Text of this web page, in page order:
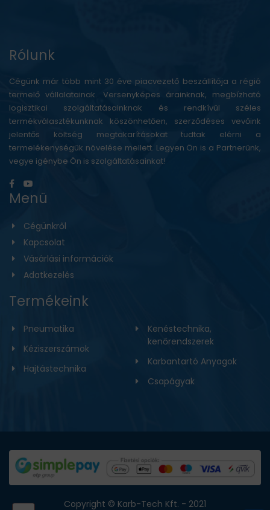
Rólunk
Cégünk már több mint 30 éve piacvezető beszállítója a régió
termelő vállalatainak. Versenyképes árainknak, megbízható
logisztikai szolgáltatásainknak és rendkívül széles
termékválasztékunknak köszönhetően, szerződéses vevőink
jelentős költség megtakarításokat tudtak elérni a
termelékenységük növelése mellett. Legyen Ön is a Partnerünk,
vegye igénybe Ön is szolgáltatásainkat!
Menü
Cégünkről
Kapcsolat
Vásárlási információk
Adatkezelés
Termékeink
Pneumatika
Kéziszerszámok
Hajtástechnika
Kenéstechnika,
kenőrendszerek
Karbantartó Anyagok
Csapágyak
Copyright © Karb-Tech Kft. - 2021